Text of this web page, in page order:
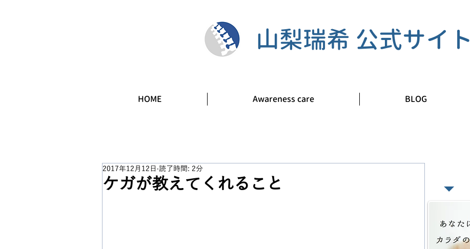
山梨瑞希 公式サイト
HOME Awareness care BLOG
ケガが教えてくれること
2017年12月12日 読了時間: 2分